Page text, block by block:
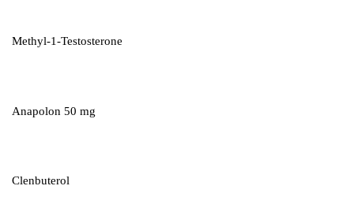
Methyl-1-Testosterone
Anapolon 50 mg
Clenbuterol